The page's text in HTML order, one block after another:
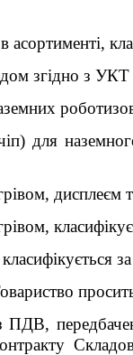
асортименті,
згідно з
для
ПДВ,